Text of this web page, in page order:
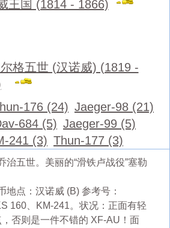
王国 (1814 - 1866)
格五世 (汉诺威) (1819 -
176 (24) Jaeger-98 (21)
684 (5) Jaeger-99 (5)
241 (3) Thun-177 (3)
治五世。美丽的“滑铁卢战役”塞勒
地点：汉诺威 (B) 参考号：
160、KM-241。状况：正面有轻
否则是一件不错的 XF-AU！面